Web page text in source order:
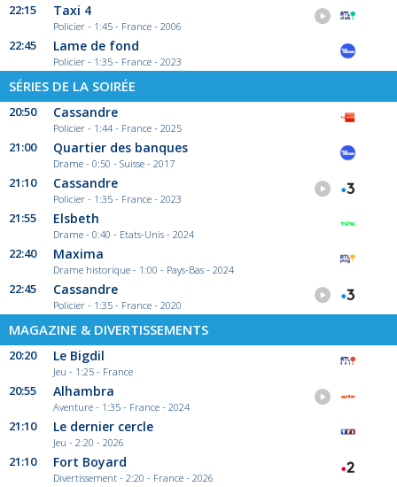
22:15 Taxi 4
Policier - 1:45 - France - 2006
22:45 Lame de fond
Policier - 1:35 - France - 2023
SÉRIES DE LA SOIRÉE
20:50 Cassandre
Policier - 1:44 - France - 2025
21:00 Quartier des banques
Drame - 0:50 - Suisse - 2017
21:10 Cassandre
Policier - 1:35 - France - 2023
21:55 Elsbeth
Drame - 0:40 - Etats-Unis - 2024
22:40 Maxima
Drame historique - 1:00 - Pays-Bas - 2024
22:45 Cassandre
Policier - 1:35 - France - 2020
MAGAZINE & DIVERTISSEMENTS
20:20 Le Bigdil
Jeu - 1:25 - France
20:55 Alhambra
Aventure - 1:35 - France - 2024
21:10 Le dernier cercle
Jeu - 2:20 - 2026
21:10 Fort Boyard
Divertissement - 2:20 - France - 2026